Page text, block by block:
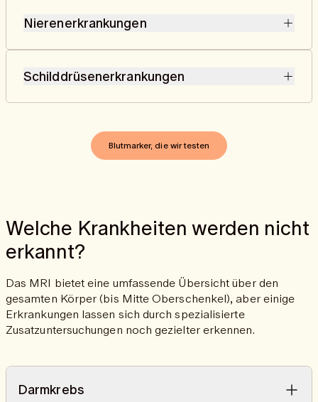
werden. Dabei werden Marker wie Cholesterinprofile (LDL,
relevante Parameter analysiert, um ein genaues Bild des
Nierenerkrankungen
Unsere Blutanalyse untersucht Marker wie Kreatinin und
Filterfunktion der Nieren zu bewerten und frühe Anzeichen
Schilddrüsenerkrankungen
Durch die Analyse des TSH-Wertes können
frühzeitig erkannt und deren Auswirkungen auf den
Stoffwechsel beurteilt werden.
Blutmarker, die wir testen
Welche Krankheiten werden nicht
erkannt?
Das MRI bietet eine umfassende Übersicht über den
gesamten Körper (bis Mitte Oberschenkel), aber einige
Erkrankungen lassen sich durch spezialisierte
Zusatzuntersuchungen noch gezielter erkennen.
Darmkrebs